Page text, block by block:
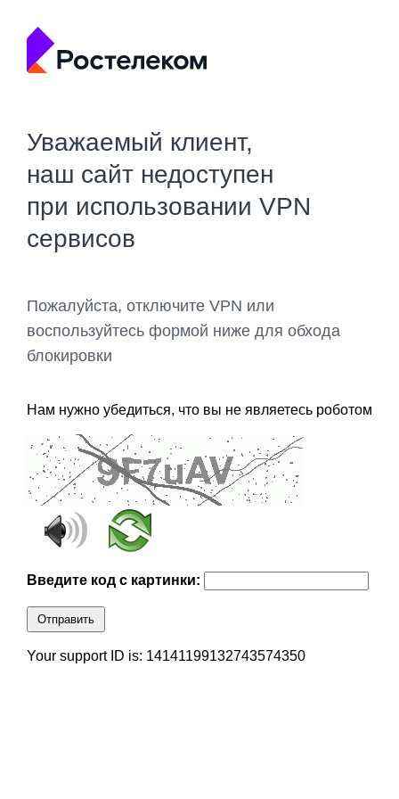
Уважаемый клиент,
наш сайт недоступен
при использовании VPN
сервисов
Пожалуйста, отключите VPN или
воспользуйтесь формой ниже для обхода
блокировки
Нам нужно убедиться, что вы не являетесь роботом
Введите код с картинки:
Отправить
Your support ID is: 14141199132743574350